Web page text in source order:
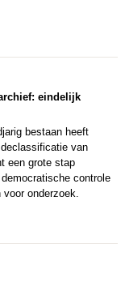
eindelijk
bestaan heeft
van
een grote stap
controle
voor onderzoek.